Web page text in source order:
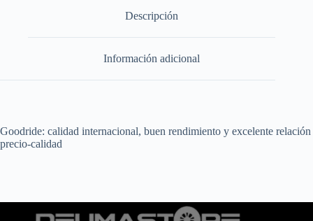
Descripción
Información adicional
Goodride: calidad internacional, buen rendimiento y excelente relación
precio-calidad